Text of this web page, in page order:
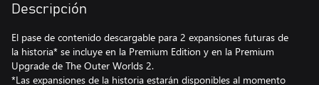
Descripción
El pase de contenido descargable para 2 expansiones futuras de
la historia* se incluye en la Premium Edition y en la Premium
Upgrade de The Outer Worlds 2.
*Las expansiones de la historia estarán disponibles al momento